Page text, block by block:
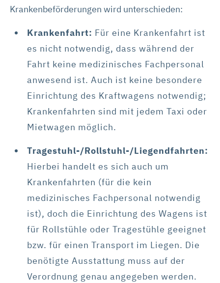
Krankenbeförderungen wird unterschieden:
Krankenfahrt: Für eine Krankenfahrt ist
es nicht notwendig, dass während der
Fahrt keine medizinisches Fachpersonal
anwesend ist. Auch ist keine besondere
Einrichtung des Kraftwagens notwendig;
Krankenfahrten sind mit jedem Taxi oder
Mietwagen möglich.
Tragestuhl-/Rollstuhl-/Liegendfahrten:
Hierbei handelt es sich auch um
Krankenfahrten (für die kein
medizinisches Fachpersonal notwendig
ist), doch die Einrichtung des Wagens ist
für Rollstühle oder Tragestühle geeignet
bzw. für einen Transport im Liegen. Die
benötigte Ausstattung muss auf der
Verordnung genau angegeben werden.